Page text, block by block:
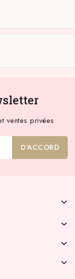
ventes privées